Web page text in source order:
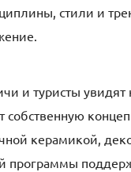
стили и
и туристы увидят
керамикой,
программы